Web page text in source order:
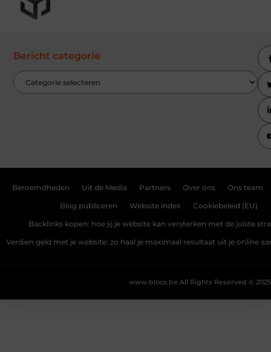
Bericht categorie
Beroemdheden Uit de Media Partners Over ons Ons team
Blog publiceren Website index Cookiebeleid (EU)
Backlinks kopen: hoe jij je website kan versterken met de juiste
Verdien geld met je website: zo haal je maximaal resultaat uit je online
All Rights Reserved © 2025
www.blocs.be.